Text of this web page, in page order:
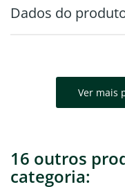
Dados do
Ver mais
16 outros
categoria: